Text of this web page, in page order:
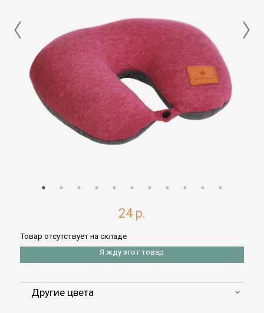
24 р.
Товар отсутствует на складе
Я жду этот товар
Другие цвета